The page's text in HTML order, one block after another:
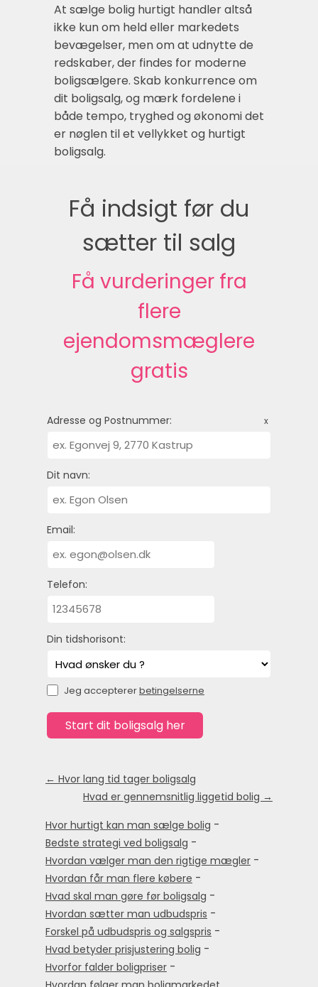
At sælge bolig hurtigt handler altså
ikke kun om held eller markedets
bevægelser, men om at udnytte de
redskaber, der findes for moderne
boligsælgere. Skab konkurrence om
dit boligsalg, og mærk fordelene i
både tempo, tryghed og økonomi det
er nøglen til et vellykket og hurtigt
boligsalg.
Få indsigt før du
sætter til salg
Få vurderinger fra
flere
ejendomsmæglere
gratis
Adresse og Postnummer: x
Dit navn:
Email:
Telefon:
Din tidshorisont:
Jeg acceptererbetingelserne
← Hvor lang tid tager boligsalg
Hvad er gennemsnitlig liggetid bolig →
Hvor hurtigt kan man sælge bolig -
Bedste strategi ved boligsalg -
Hvordan vælger man den rigtige mægler -
Hvordan får man flere købere -
Hvad skal man gøre før boligsalg -
Hvordan sætter man udbudspris -
Forskel på udbudspris og salgspris -
Hvad betyder prisjustering bolig -
Hvorfor falder boligpriser -